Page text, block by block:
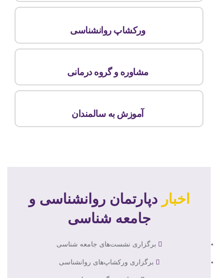
ورکشاپ روانشناسی
مشاوره و گروه درمانی
آموزش به سالمندان
اخباردپارتمان روانشناسی و
جامعه شناسی
برگزاری نشست‌های جامعه شناسی
برگزاری ورکشاپ‌های روانشناسی